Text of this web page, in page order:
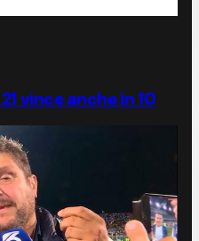
vince anche in 10